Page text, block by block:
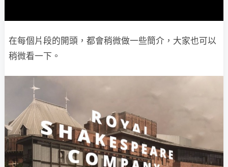
在每個片段的開頭，都會稍微做一些簡介，大家也可以
稍微看一下。